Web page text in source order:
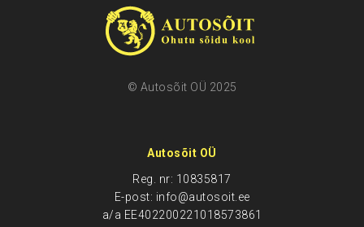
© Autosõit OÜ 2025
Autosõit OÜ
Reg. nr: 10835817
E-post: info@autosoit.ee
a/a EE402200221018573861